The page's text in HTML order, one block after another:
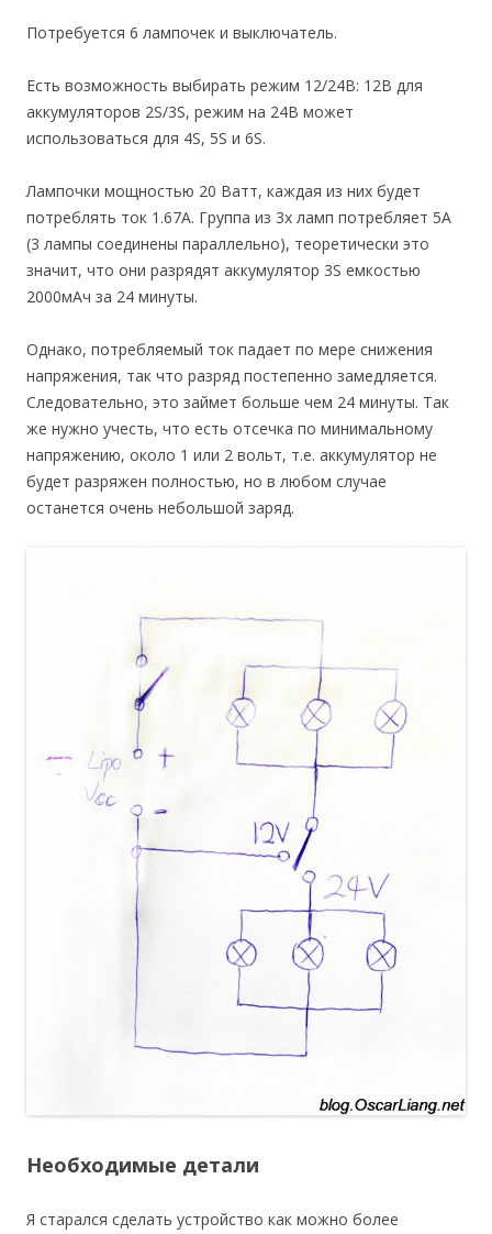
Потребуется 6 лампочек и выключатель.
Есть возможность выбирать режим 12/24В: 12В для
аккумуляторов 2S/3S, режим на 24В может
использоваться для 4S, 5S и 6S.
Лампочки мощностью 20 Ватт, каждая из них будет
потреблять ток 1.67А. Группа из 3х ламп потребляет 5А
(3 лампы соединены параллельно), теоретически это
значит, что они разрядят аккумулятор 3S емкостью
2000мАч за 24 минуты.
Однако, потребляемый ток падает по мере снижения
напряжения, так что разряд постепенно замедляется.
Следовательно, это займет больше чем 24 минуты. Так
же нужно учесть, что есть отсечка по минимальному
напряжению, около 1 или 2 вольт, т.е. аккумулятор не
будет разряжен полностью, но в любом случае
останется очень небольшой заряд.
Необходимые детали
Я старался сделать устройство как можно более